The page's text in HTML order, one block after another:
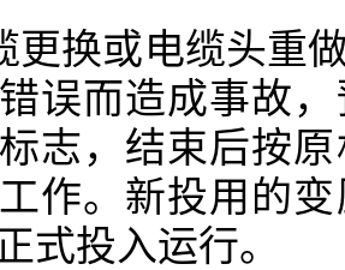
更换或电缆头重
误而造成事故
志，结束后按
作。新投用的
式投入运行。